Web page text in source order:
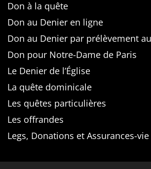
Don à la quête
Don au Denier en ligne
Don au Denier par prélèvement
Don pour Notre-Dame de Paris
Le Denier de l’Église
La quête dominicale
Les quêtes particulières
Les offrandes
Legs, Donations et Assurances-vie